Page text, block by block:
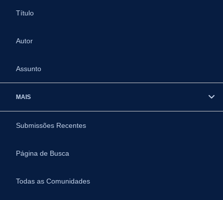
Título
Autor
Assunto
MAIS
Submissões Recentes
Página de Busca
Todas as Comunidades